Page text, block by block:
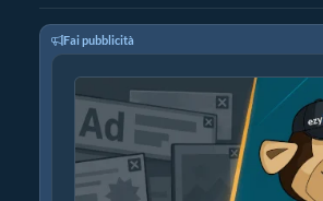
Fai pubblicità